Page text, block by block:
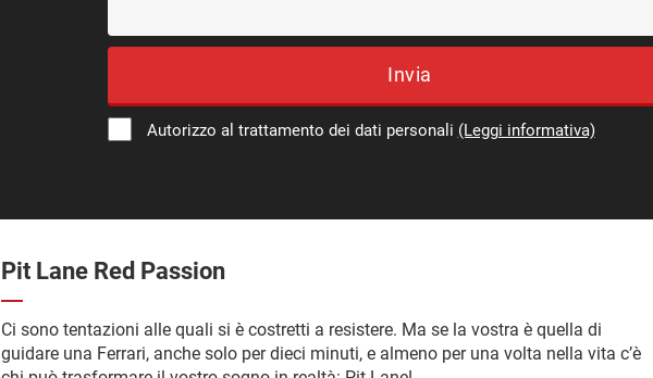
Invia
Autorizzo al trattamento dei dati personali (Leggi informativa)
Pit Lane Red Passion
Ci sono tentazioni alle quali si è costretti a resistere. Ma se la vostra è quella di
guidare una Ferrari, anche solo per dieci minuti, e almeno per una volta nella vita c’è